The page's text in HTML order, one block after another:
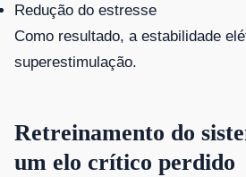
Redução do estresse
Como resultado, a estabilidade
superestimulação.
Retreinamento do
um elo crítico perdido